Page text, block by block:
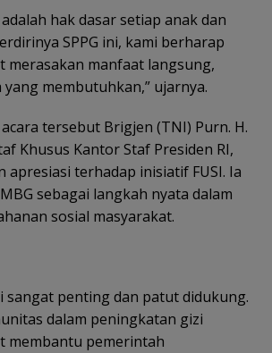
hak dasar setiap anak dan
SPPG ini, kami berharap
merasakan manfaat langsung,
membutuhkan,” ujarnya.
tersebut Brigjen (TNI) Purn. H.
Khusus Kantor Staf Presiden RI,
apresiasi terhadap inisiatif FUSI. Ia
sebagai langkah nyata dalam
sosial masyarakat.
sangat penting dan patut didukung.
dalam peningkatan gizi
membantu pemerintah